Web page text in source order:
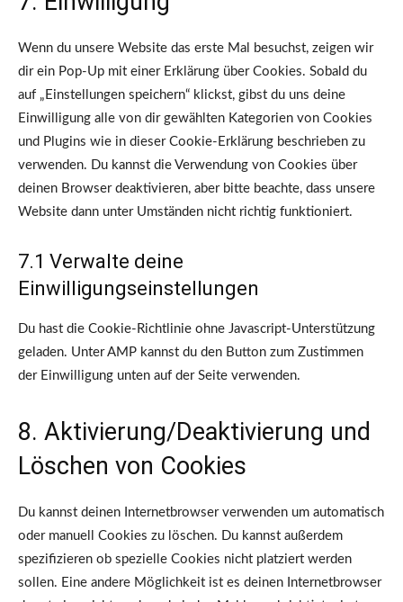
Wenn du unsere Website das erste Mal besuchst, zeigen wir
dir ein Pop-Up mit einer Erklärung über Cookies. Sobald du
auf „Einstellungen speichern“ klickst, gibst du uns deine
Einwilligung alle von dir gewählten Kategorien von Cookies
und Plugins wie in dieser Cookie-Erklärung beschrieben zu
verwenden. Du kannst die Verwendung von Cookies über
deinen Browser deaktivieren, aber bitte beachte, dass unsere
Website dann unter Umständen nicht richtig funktioniert.
7.1 Verwalte deine
Einwilligungseinstellungen
Du hast die Cookie-Richtlinie ohne Javascript-Unterstützung
geladen. Unter AMP kannst du den Button zum Zustimmen
der Einwilligung unten auf der Seite verwenden.
8. Aktivierung/Deaktivierung und
Löschen von Cookies
Du kannst deinen Internetbrowser verwenden um automatisch
oder manuell Cookies zu löschen. Du kannst außerdem
spezifizieren ob spezielle Cookies nicht platziert werden
sollen. Eine andere Möglichkeit ist es deinen Internetbrowser